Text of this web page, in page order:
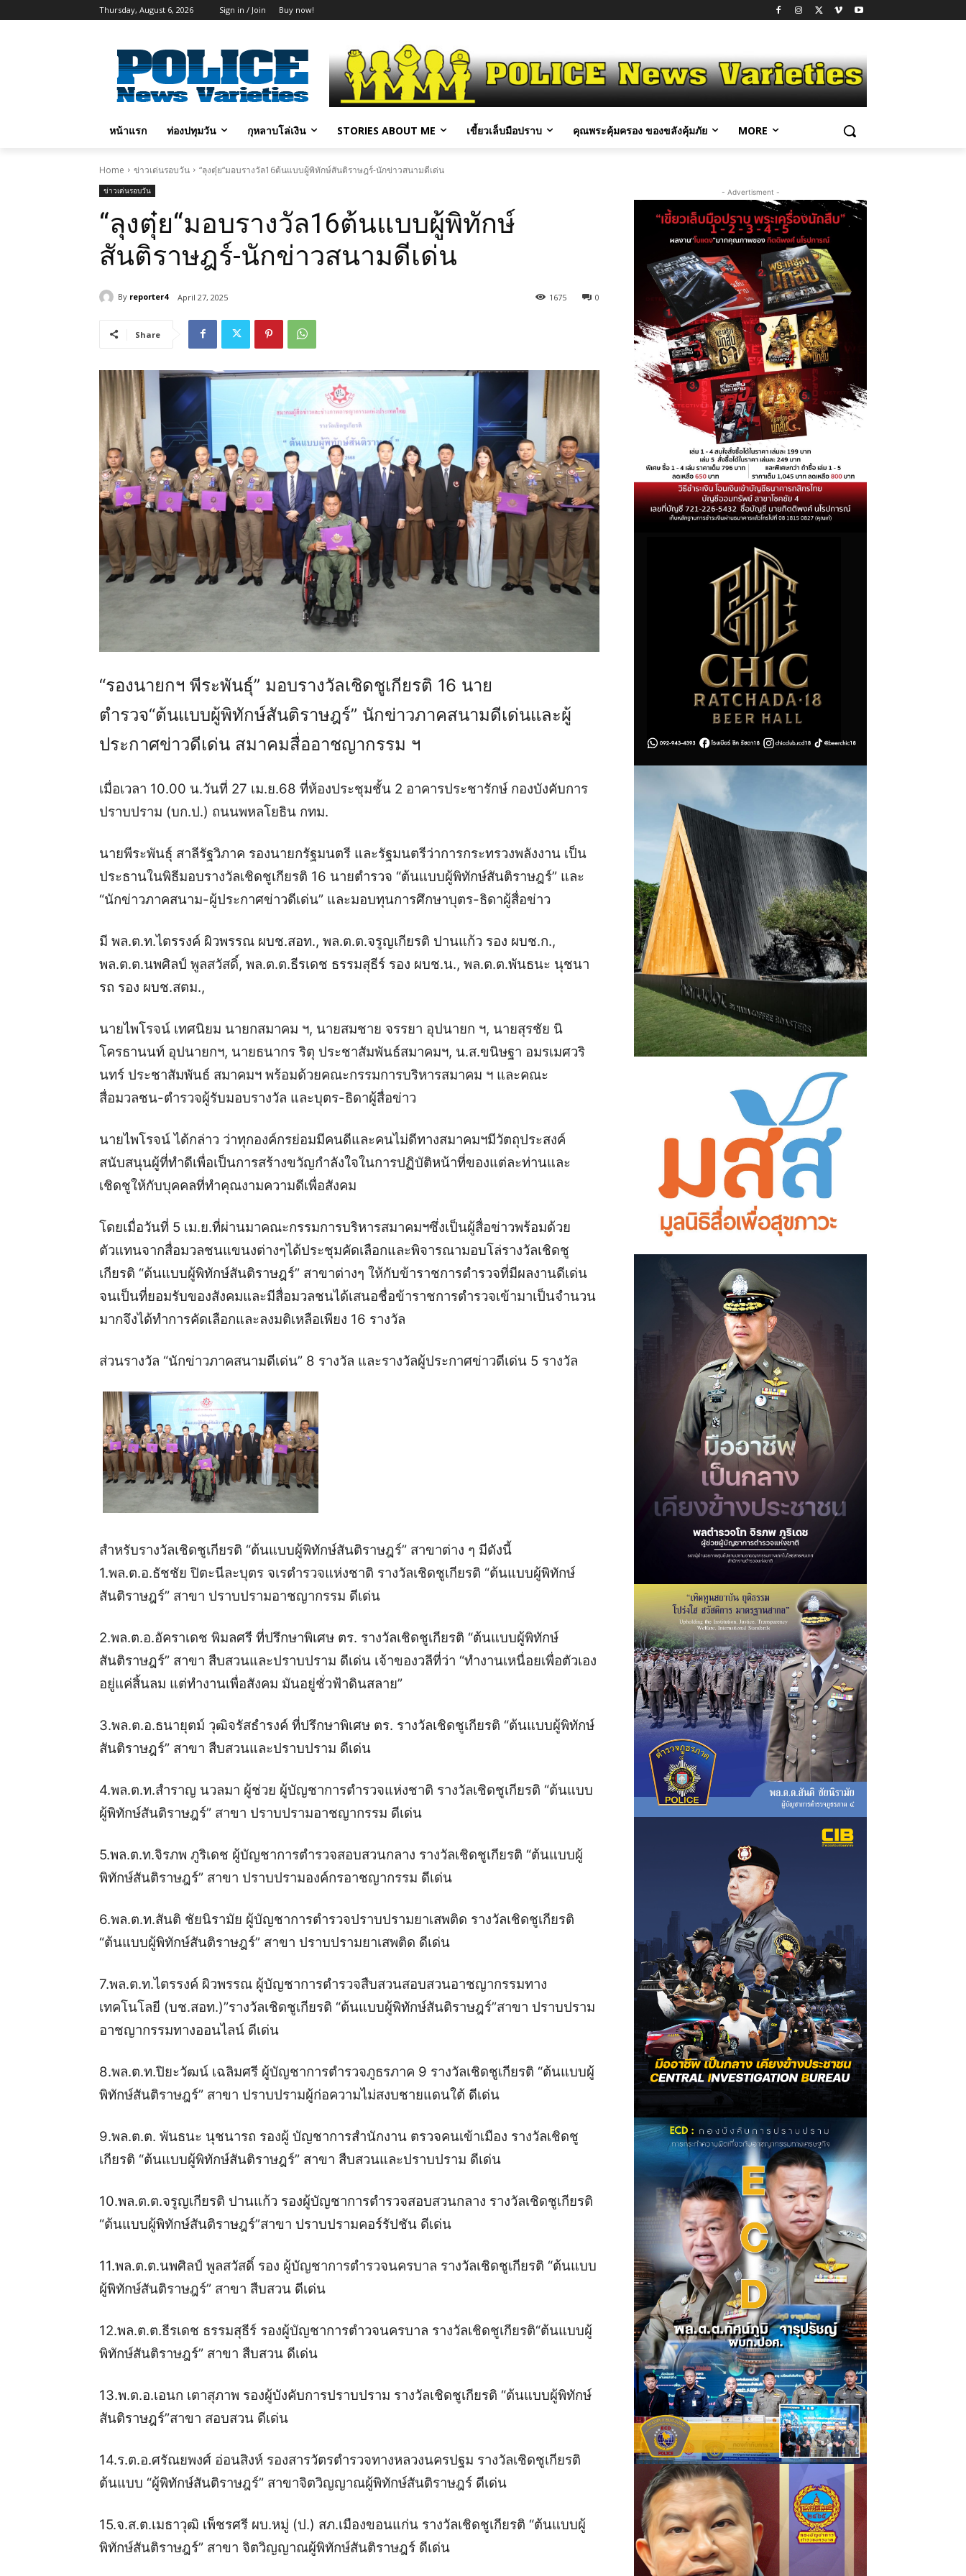
Thursday, August 6, 2026 Sign in / Join Buy now!
หน้าแรก ท่องปทุมวัน กุหลาบโล่เงิน STORIES ABOUT ME เขี้ยวเล็บมือปราบ คุณพระคุ้มครอง ของขลังคุ้มภัย MORE
Home ข่าวเด่นรอบวัน “ลุงตุ๋ย“มอบรางวัล16ต้นแบบผู้พิทักษ์สันติราษฎร์-นักข่าวสนามดีเด่น
ข่าวเด่นรอบวัน
“ลุงตุ๋ย“มอบรางวัล16ต้นแบบผู้พิทักษ์
สันติราษฎร์-นักข่าวสนามดีเด่น
By reporter4 April 27, 2025 0
1675
Share
“รองนายกฯ พีระพันธุ์” มอบรางวัลเชิดชูเกียรติ 16 นาย
ตำรวจ“ต้นแบบผู้พิทักษ์สันติราษฎร์” นักข่าวภาคสนามดีเด่นและผู้
ประกาศข่าวดีเด่น สมาคมสื่ออาชญากรรม ฯ
เมื่อเวลา 10.00 น.วันที่ 27 เม.ย.68 ที่ห้องประชุมชั้น 2 อาคารประชารักษ์ กองบังคับการ
ปราบปราม (บก.ป.) ถนนพหลโยธิน กทม.
นายพีระพันธุ์ สาลีรัฐวิภาค รองนายกรัฐมนตรี และรัฐมนตรีว่าการกระทรวงพลังงาน เป็น
ประธานในพิธีมอบรางวัลเชิดชูเกียรติ 16 นายตำรวจ “ต้นแบบผู้พิทักษ์สันติราษฎร์” และ
“นักข่าวภาคสนาม-ผู้ประกาศข่าวดีเด่น” และมอบทุนการศึกษาบุตร-ธิดาผู้สื่อข่าว
มี พล.ต.ท.ไตรรงค์ ผิวพรรณ ผบช.สอท., พล.ต.ต.จรูญเกียรติ ปานแก้ว รอง ผบช.ก.,
พล.ต.ต.นพศิลป์ พูลสวัสดิ์, พล.ต.ต.ธีรเดช ธรรมสุธีร์ รอง ผบช.น., พล.ต.ต.พันธนะ นุชนา
รถ รอง ผบช.สตม.,
นายไพโรจน์ เทศนิยม นายกสมาคม ฯ, นายสมชาย จรรยา อุปนายก ฯ, นายสุรชัย นิ
โครธานนท์ อุปนายกฯ, นายธนากร ริตุ ประชาสัมพันธ์สมาคมฯ, น.ส.ขนิษฐา อมรเมศวริ
นทร์ ประชาสัมพันธ์ สมาคมฯ พร้อมด้วยคณะกรรมการบริหารสมาคม ฯ และคณะ
สื่อมวลชน-ตำรวจผู้รับมอบรางวัล และบุตร-ธิดาผู้สื่อข่าว
นายไพโรจน์ ได้กล่าว ว่าทุกองค์กรย่อมมีคนดีและคนไม่ดีทางสมาคมฯมีวัตถุประสงค์
สนับสนุนผู้ที่ทำดีเพื่อเป็นการสร้างขวัญกำลังใจในการปฏิบัติหน้าที่ของแต่ละท่านและ
เชิดชูให้กับบุคคลที่ทำคุณงามความดีเพื่อสังคม
โดยเมื่อวันที่ 5 เม.ย.ที่ผ่านมาคณะกรรมการบริหารสมาคมฯซึ่งเป็นผู้สื่อข่าวพร้อมด้วย
ตัวแทนจากสื่อมวลชนแขนงต่างๆได้ประชุมคัดเลือกและพิจารณามอบโล่รางวัลเชิดชู
เกียรติ “ต้นแบบผู้พิทักษ์สันติราษฎร์” สาขาต่างๆ ให้กับข้าราชการตำรวจที่มีผลงานดีเด่น
จนเป็นที่ยอมรับของสังคมและมีสื่อมวลชนได้เสนอชื่อข้าราชการตำรวจเข้ามาเป็นจำนวน
มากจึงได้ทำการคัดเลือกและลงมติเหลือเพียง 16 รางวัล
ส่วนรางวัล “นักข่าวภาคสนามดีเด่น” 8 รางวัล และรางวัลผู้ประกาศข่าวดีเด่น 5 รางวัล
สำหรับรางวัลเชิดชูเกียรติ “ต้นแบบผู้พิทักษ์สันติราษฎร์” สาขาต่าง ๆ มีดังนี้
1.พล.ต.อ.ธัชชัย ปิตะนีละบุตร จเรตำรวจแห่งชาติ รางวัลเชิดชูเกียรติ “ต้นแบบผู้พิทักษ์
สันติราษฎร์” สาขา ปราบปรามอาชญากรรม ดีเด่น
2.พล.ต.อ.อัคราเดช พิมลศรี ที่ปรึกษาพิเศษ ตร. รางวัลเชิดชูเกียรติ “ต้นแบบผู้พิทักษ์
สันติราษฎร์” สาขา สืบสวนและปราบปราม ดีเด่น เจ้าของวลีที่ว่า “ทำงานเหนื่อยเพื่อตัวเอง
อยู่แค่สิ้นลม แต่ทำงานเพื่อสังคม มันอยู่ชั่วฟ้าดินสลาย”
3.พล.ต.อ.ธนายุตม์ วุฒิจรัสธำรงค์ ที่ปรึกษาพิเศษ ตร. รางวัลเชิดชูเกียรติ “ต้นแบบผู้พิทักษ์
สันติราษฎร์” สาขา สืบสวนและปราบปราม ดีเด่น
4.พล.ต.ท.สำราญ นวลมา ผู้ช่วย ผู้บัญชาการตำรวจแห่งชาติ รางวัลเชิดชูเกียรติ “ต้นแบบ
ผู้พิทักษ์สันติราษฎร์” สาขา ปราบปรามอาชญากรรม ดีเด่น
5.พล.ต.ท.จิรภพ ภูริเดช ผู้บัญชาการตำรวจสอบสวนกลาง รางวัลเชิดชูเกียรติ “ต้นแบบผู้
พิทักษ์สันติราษฎร์” สาขา ปราบปรามองค์กรอาชญากรรม ดีเด่น
6.พล.ต.ท.สันติ ชัยนิรามัย ผู้บัญชาการตำรวจปราบปรามยาเสพติด รางวัลเชิดชูเกียรติ
“ต้นแบบผู้พิทักษ์สันติราษฎร์” สาขา ปราบปรามยาเสพติด ดีเด่น
7.พล.ต.ท.ไตรรงค์ ผิวพรรณ ผู้บัญชาการตำรวจสืบสวนสอบสวนอาชญากรรมทาง
เทคโนโลยี (บช.สอท.)”รางวัลเชิดชูเกียรติ “ต้นแบบผู้พิทักษ์สันติราษฎร์”สาขา ปราบปราม
อาชญากรรมทางออนไลน์ ดีเด่น
8.พล.ต.ท.ปิยะวัฒน์ เฉลิมศรี ผู้บัญชาการตำรวจภูธรภาค 9 รางวัลเชิดชูเกียรติ “ต้นแบบผู้
พิทักษ์สันติราษฎร์” สาขา ปราบปรามผู้ก่อความไม่สงบชายแดนใต้ ดีเด่น
9.พล.ต.ต. พันธนะ นุชนารถ รองผู้ บัญชาการสำนักงาน ตรวจคนเข้าเมือง รางวัลเชิดชู
เกียรติ “ต้นแบบผู้พิทักษ์สันติราษฎร์” สาขา สืบสวนและปราบปราม ดีเด่น
10.พล.ต.ต.จรูญเกียรติ ปานแก้ว รองผู้บัญชาการตำรวจสอบสวนกลาง รางวัลเชิดชูเกียรติ
“ต้นแบบผู้พิทักษ์สันติราษฎร์”สาขา ปราบปรามคอร์รัปชัน ดีเด่น
11.พล.ต.ต.นพศิลป์ พูลสวัสดิ์ รอง ผู้บัญชาการตำรวจนครบาล รางวัลเชิดชูเกียรติ “ต้นแบบ
ผู้พิทักษ์สันติราษฎร์” สาขา สืบสวน ดีเด่น
12.พล.ต.ต.ธีรเดช ธรรมสุธีร์ รองผู้บัญชาการตำวจนครบาล รางวัลเชิดชูเกียรติ“ต้นแบบผู้
พิทักษ์สันติราษฎร์” สาขา สืบสวน ดีเด่น
13.พ.ต.อ.เอนก เตาสุภาพ รองผู้บังคับการปราบปราม รางวัลเชิดชูเกียรติ “ต้นแบบผู้พิทักษ์
สันติราษฎร์”สาขา สอบสวน ดีเด่น
14.ร.ต.อ.ศรัณยพงศ์ อ่อนสิงห์ รองสารวัตรตำรวจทางหลวงนครปฐม รางวัลเชิดชูเกียรติ
ต้นแบบ “ผู้พิทักษ์สันติราษฎร์” สาขาจิตวิญญาณผู้พิทักษ์สันติราษฎร์ ดีเด่น
15.จ.ส.ต.เมธาวุฒิ เพ็ชรศรี ผบ.หมู่ (ป.) สภ.เมืองขอนแก่น รางวัลเชิดชูเกียรติ “ต้นแบบผู้
พิทักษ์สันติราษฎร์” สาขา จิตวิญญาณผู้พิทักษ์สันติราษฎร์ ดีเด่น
- Advertisment -